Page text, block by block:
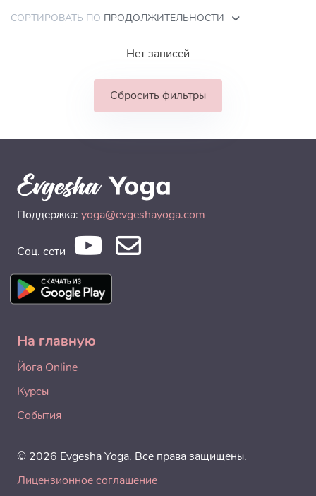
СОРТИРОВАТЬ ПО ПРОДОЛЖИТЕЛЬНОСТИ
Нет записей
Сбросить фильтры
Поддержка: yoga@evgeshayoga.com
Соц. сети
На главную
Йога Online
Курсы
События
© 2026 Evgesha Yoga. Все права защищены.
Лицензионное соглашение